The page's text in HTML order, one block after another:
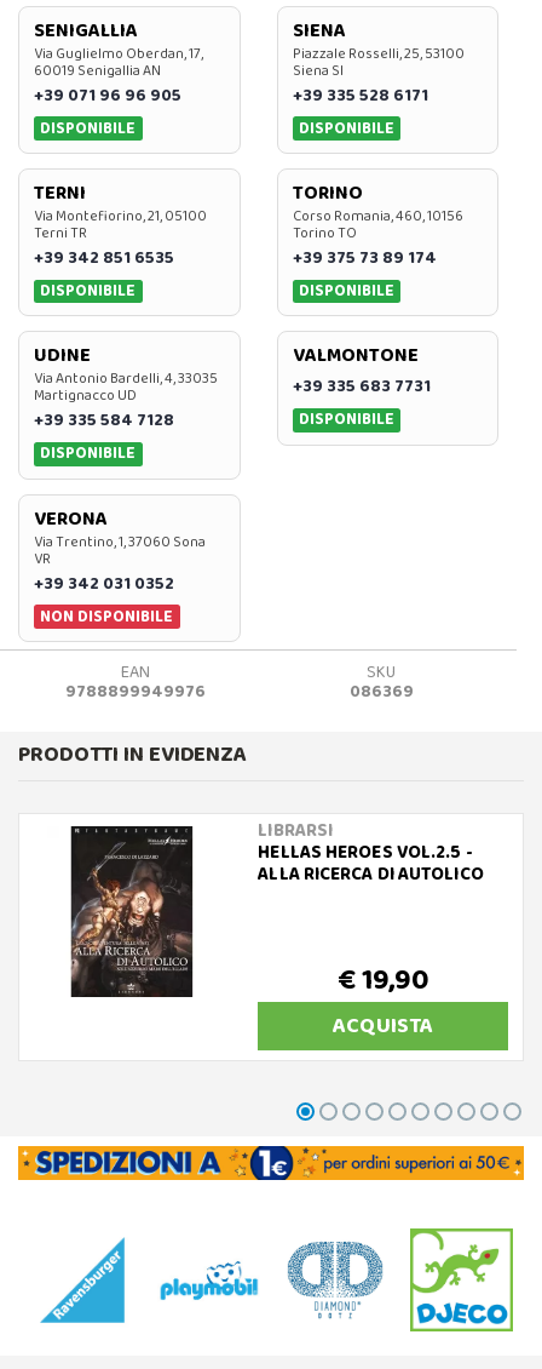
SENIGALLIA
Via Guglielmo Oberdan, 17,
60019 Senigallia AN
+39 071 96 96 905
DISPONIBILE
SIENA
Piazzale Rosselli, 25, 53100
Siena SI
+39 335 528 6171
DISPONIBILE
TERNI
Via Montefiorino, 21, 05100
Terni TR
+39 342 851 6535
DISPONIBILE
TORINO
Corso Romania, 460, 10156
Torino TO
+39 375 73 89 174
DISPONIBILE
UDINE
Via Antonio Bardelli, 4, 33035
Martignacco UD
+39 335 584 7128
DISPONIBILE
VALMONTONE
+39 335 683 7731
DISPONIBILE
VERONA
Via Trentino, 1, 37060 Sona
VR
+39 342 031 0352
NON DISPONIBILE
EAN
9788899949976
SKU
086369
PRODOTTI IN EVIDENZA
LIBRARSI
HELLAS HEROES VOL.2.5 -
ALLA RICERCA DI AUTOLICO
€ 19,90
ACQUISTA